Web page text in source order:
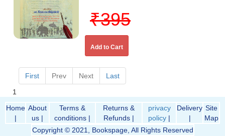
₹395
Add to Cart
1
First Prev Next Last
Home
|
About
us |
Terms &
conditions |
Returns &
Refunds |
privacy
policy |
Delivery
|
Site
Map
Copyright © 2021, Bookspage, All Rights Reserved